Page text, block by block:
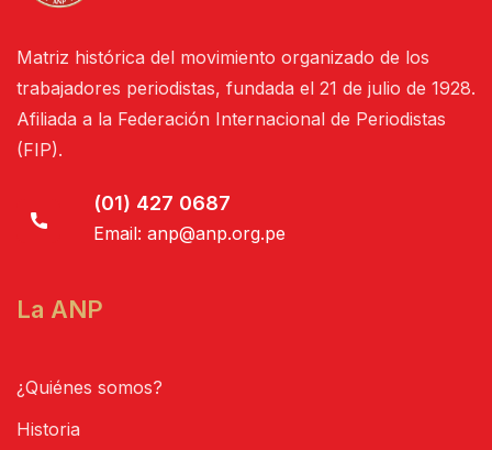
Matriz histórica del movimiento organizado de los
trabajadores periodistas, fundada el 21 de julio de 1928.
Afiliada a la Federación Internacional de Periodistas
(FIP).
(01) 427 0687
Email: anp@anp.org.pe
La ANP
¿Quiénes somos?
Historia